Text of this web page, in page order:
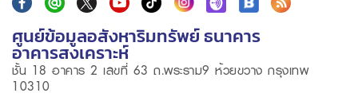
ศูนย์ข้อมูลอสังหาริมทรัพย์ ธนาคาร
อาคารสงเคราะห์
ชั้น 18 อาคาร 2 เลขที่ 63 ถ.พระราม9 ห้วยขวาง กรุงเทพ
10310